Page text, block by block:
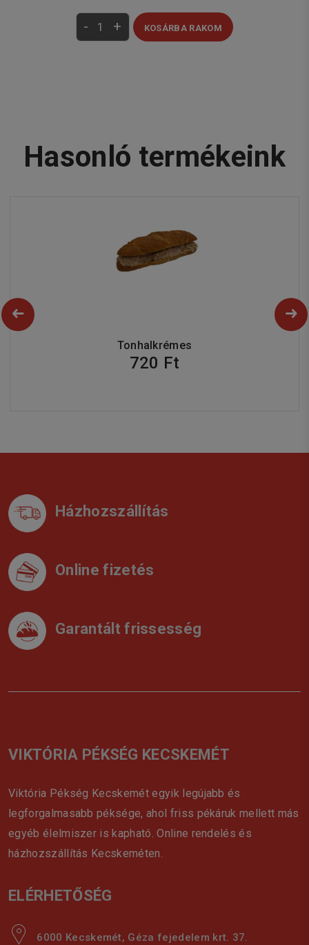
- + KOSÁRBA RAKOM
Hasonló termékeink
Tonhalkrémes
720 Ft
Házhozszállítás
Online fizetés
Garantált frissesség
VIKTÓRIA PÉKSÉG KECSKEMÉT
Viktória Pékség Kecskemét egyik legújabb és
legforgalmasabb péksége, ahol friss pékáruk mellett más
egyéb élelmiszer is kapható. Online rendelés és
házhozszállítás Kecskeméten.
ELÉRHETŐSÉG
6000 Kecskemét, Géza fejedelem krt. 37.